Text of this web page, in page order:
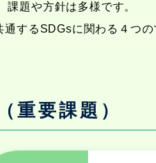
題や方針は多様です。
するSDGsに関わる４つ
重要課題）